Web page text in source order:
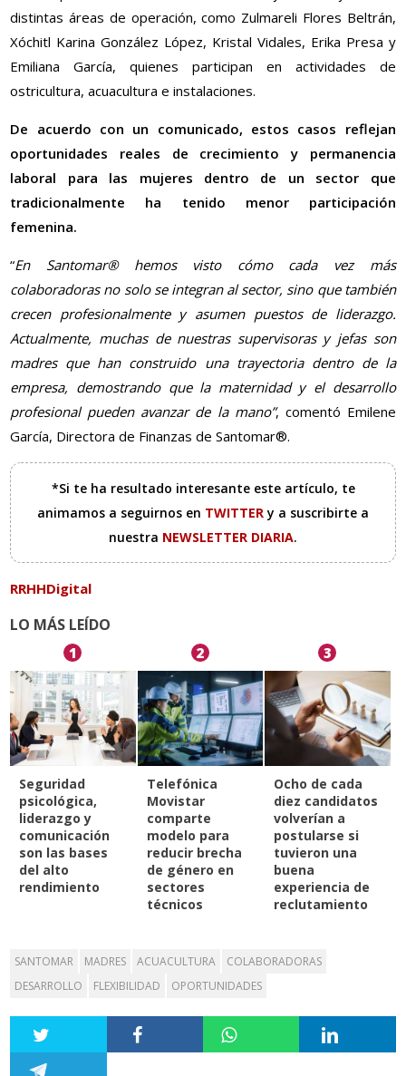
distintas áreas de operación, como Zulmareli Flores Beltrán,
Xóchitl Karina González López, Kristal Vidales, Erika Presa y
Emiliana García, quienes participan en actividades de
ostricultura, acuacultura e instalaciones.
De acuerdo con un comunicado, estos casos reflejan
oportunidades reales de crecimiento y permanencia
laboral para las mujeres dentro de un sector que
tradicionalmente ha tenido menor participación
femenina.
“En Santomar® hemos visto cómo cada vez más
colaboradoras no solo se integran al sector, sino que también
crecen profesionalmente y asumen puestos de liderazgo.
Actualmente, muchas de nuestras supervisoras y jefas son
madres que han construido una trayectoria dentro de la
empresa, demostrando que la maternidad y el desarrollo
profesional pueden avanzar de la mano”, comentó Emilene
García, Directora de Finanzas de Santomar®.
*Si te ha resultado interesante este artículo, te
animamos a seguirnos en TWITTERy a suscribirte a
nuestra NEWSLETTER DIARIA.
RRHHDigital
LO MÁS LEÍDO
1
Seguridad
psicológica,
liderazgo y
comunicación
son las bases
del alto
rendimiento
2
Telefónica
Movistar
comparte
modelo para
reducir brecha
de género en
sectores
técnicos
3
Ocho de cada
diez candidatos
volverían a
postularse si
tuvieron una
buena
experiencia de
reclutamiento
SANTOMAR MADRES ACUACULTURA
COLABORADORAS
DESARROLLO
FLEXIBILIDAD OPORTUNIDADES